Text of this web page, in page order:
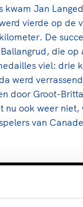
kwam Jan
vierde op de
De
die op
viel: drie
werd
door Groot-
nu ook weer niet,
van